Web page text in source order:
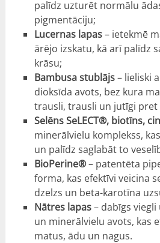
palīdz uzturēt normālu
pigmentāciju;
Lucernas lapas– ietekmē
ārējo izskatu, kā arī palīdz
krāsu;
Bambusa stublājs– lieliski
dioksīda avots, bez kura
trausli, trausli un jutīgi pret
Selēns SeLECT®, biotīns,
minerālvielu komplekss,
un palīdz saglabāt to
BioPerine®– patentēta
forma, kas efektīvi veicina
dzelzs un beta-karotīna
Nātres lapas– dabīgs viegli
un minerālvielu avots, kas
matus, ādu un nagus.